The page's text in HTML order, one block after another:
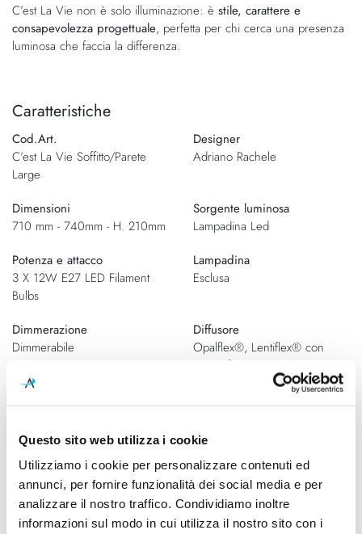
Questo sito web utilizza i cookie
Utilizziamo i cookie per personalizzare contenuti ed
annunci, per fornire funzionalità dei social media e per
analizzare il nostro traffico. Condividiamo inoltre
informazioni sul modo in cui utilizza il nostro sito con i
C’est La Vie non è solo illuminazione: è stile, carattere e
consapevolezza progettuale, perfetta per chi cerca una presenza
luminosa che faccia la differenza.
Caratteristiche
Cod.Art.
C'est La Vie Soffitto/Parete
Large
Designer
Adriano Rachele
Dimensioni
710 mm - 740mm - H. 210mm
Sorgente luminosa
Lampadina Led
Potenza e attacco
3 X 12W E27 LED Filament
Bulbs
Lampadina
Esclusa
Dimmerazione
Dimmerabile
Diffusore
Opalflex®, Lentiflex® con
serigrafia
Schemi tecnici